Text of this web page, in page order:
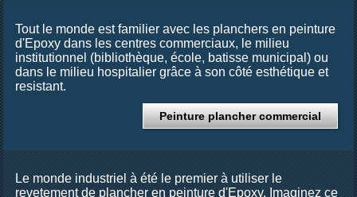
Tout le monde est familier avec les planchers en peinture
d'Epoxy dans les centres commerciaux, le milieu
institutionnel (bibliothèque, école, batisse municipal) ou
dans le milieu hospitalier grâce à son côté esthétique et
resistant.
Peinture plancher commercial
Le monde industriel à été le premier à utiliser le
revetement de plancher en peinture d'Epoxy. Imaginez ce